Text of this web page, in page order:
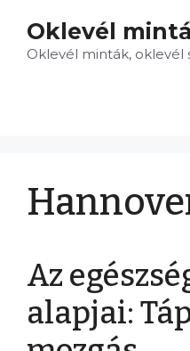
tartalomba
Oklevél
Oklevél minták,
Az
alapjai: